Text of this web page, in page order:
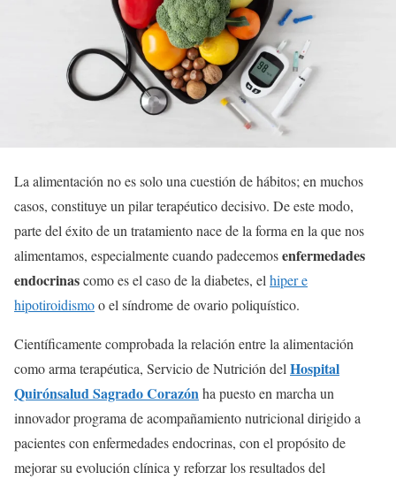
La alimentación no es solo una cuestión de hábitos; en muchos
casos, constituye un pilar terapéutico decisivo. De este modo,
parte del éxito de un tratamiento nace de la forma en la que nos
alimentamos, especialmente cuando padecemosenfermedades
endocrinascomo es el caso de la diabetes, el hiper e
hipotiroidismoo el síndrome de ovario poliquístico.
Científicamente comprobada la relación entre la alimentación
como arma terapéutica, Servicio de Nutrición del Hospital
Quirónsalud Sagrado Corazónha puesto en marcha un
innovador programa de acompañamiento nutricional dirigido a
pacientes con enfermedades endocrinas, con el propósito de
mejorar su evolución clínica y reforzar los resultados del